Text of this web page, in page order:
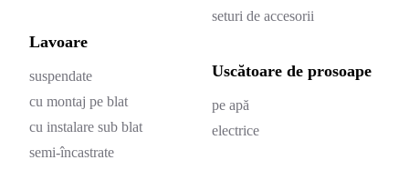
Lavoare
suspendate
cu montaj pe blat
cu instalare sub blat
semi-încastrate
seturi de accesorii
Uscătoare de prosoape
pe apă
electrice